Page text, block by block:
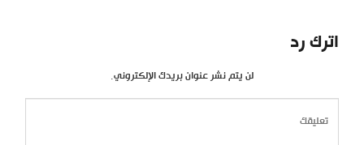
اترك رد
لن يتم نشر عنوان بريدك الإلكتروني.